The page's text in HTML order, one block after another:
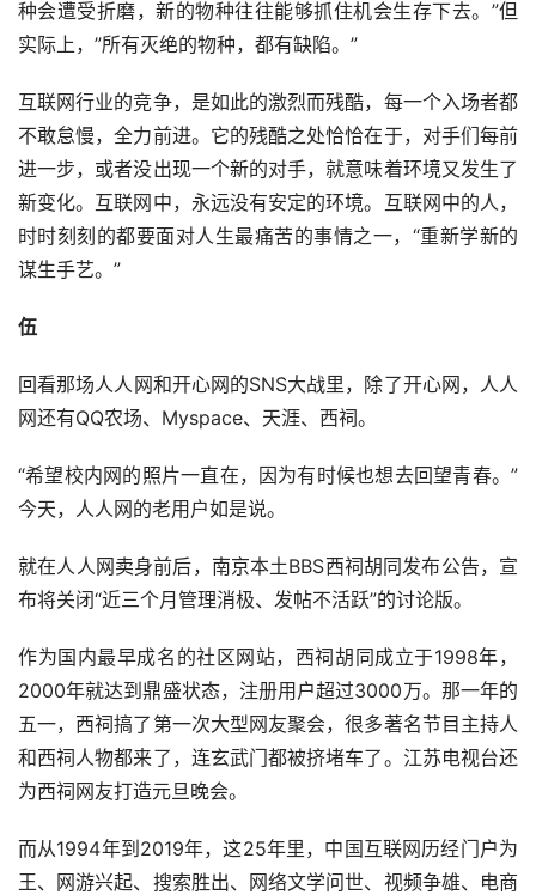
种会遭受折磨，新的物种往往能够抓住机会生存下去。”但
实际上，”所有灭绝的物种，都有缺陷。”
互联网行业的竞争，是如此的激烈而残酷，每一个入场者都
不敢怠慢，全力前进。它的残酷之处恰恰在于，对手们每前
进一步，或者没出现一个新的对手，就意味着环境又发生了
新变化。互联网中，永远没有安定的环境。互联网中的人，
时时刻刻的都要面对人生最痛苦的事情之一，“重新学新的
谋生手艺。”
伍
回看那场人人网和开心网的SNS大战里，除了开心网，人人
网还有QQ农场、Myspace、天涯、西祠。
“希望校内网的照片一直在，因为有时候也想去回望青春。”
今天，人人网的老用户如是说。
就在人人网卖身前后，南京本土BBS西祠胡同发布公告，宣
布将关闭“近三个月管理消极、发帖不活跃”的讨论版。
作为国内最早成名的社区网站，西祠胡同成立于1998年，
2000年就达到鼎盛状态，注册用户超过3000万。那一年的
五一，西祠搞了第一次大型网友聚会，很多著名节目主持人
和西祠人物都来了，连玄武门都被挤堵车了。江苏电视台还
为西祠网友打造元旦晚会。
而从1994年到2019年，这25年里，中国互联网历经门户为
王、网游兴起、搜索胜出、网络文学问世、视频争雄、电商